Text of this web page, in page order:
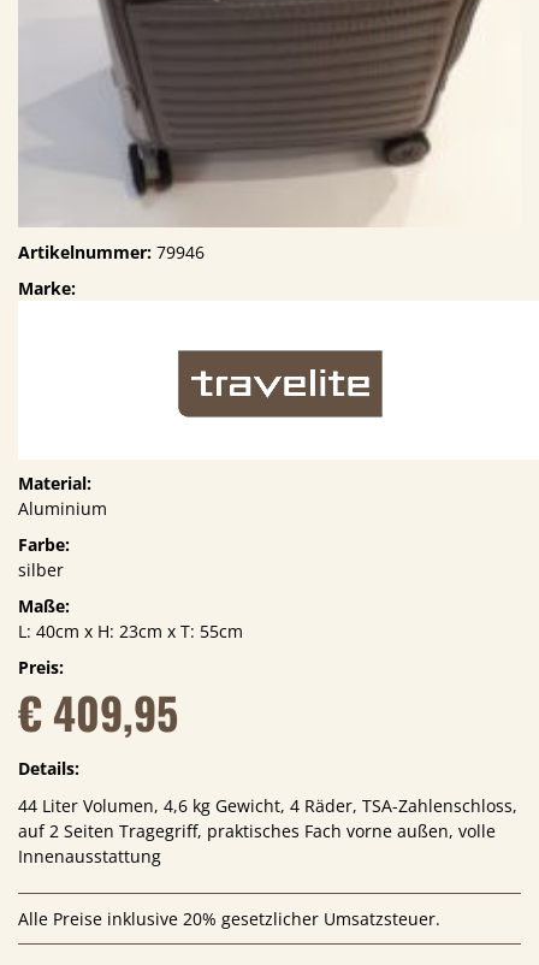
Artikelnummer: 79946
Marke:
Material:
Aluminium
Farbe:
silber
Maße:
L: 40cm x H: 23cm x T: 55cm
Preis:
€ 409,95
Details:
44 Liter Volumen, 4,6 kg Gewicht, 4 Räder, TSA-Zahlenschloss,
auf 2 Seiten Tragegriff, praktisches Fach vorne außen, volle
Innenausstattung
Alle Preise inklusive 20% gesetzlicher Umsatzsteuer.